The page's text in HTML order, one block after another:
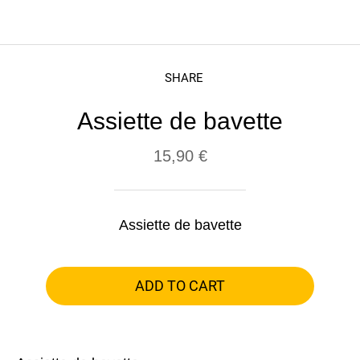
SHARE
Assiette de bavette
15,90 €
Assiette de bavette
ADD TO CART